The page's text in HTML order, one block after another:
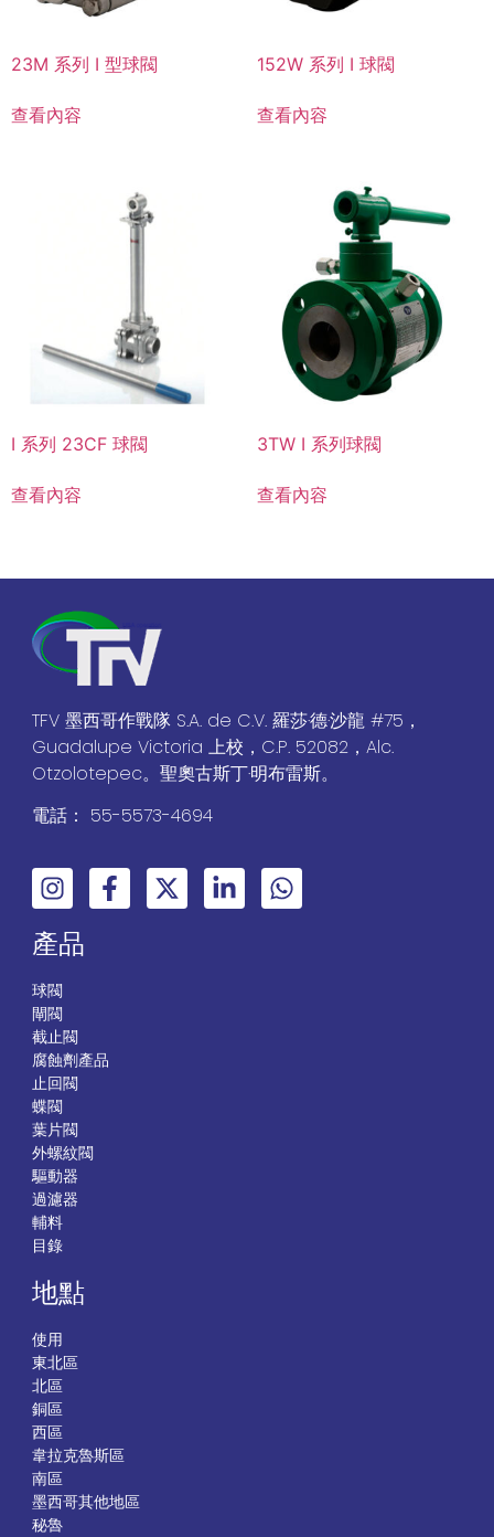
23M 系列 I 型球閥
查看內容
152W 系列 I 球閥
查看內容
I 系列 23CF 球閥
查看內容
3TW I 系列球閥
查看內容
TFV 墨西哥作戰隊 S.A. de C.V. 羅莎·德·沙龍 #75，
Guadalupe Victoria 上校，C.P. 52082，Alc.
Otzolotepec。聖奧古斯丁·明布雷斯。
電話： 55-5573-4694
產品
球閥
閘閥
截止閥
腐蝕劑產品
止回閥
蝶閥
葉片閥
外螺紋閥
驅動器
過濾器
輔料
目錄
地點
使用
東北區
北區
銅區
西區
韋拉克魯斯區
南區
墨西哥其他地區
秘魯